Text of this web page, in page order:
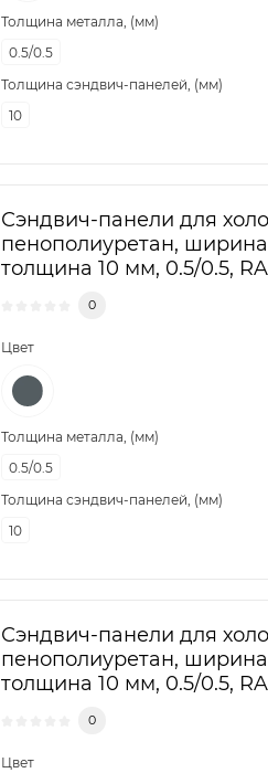
Толщина металла, (мм)
0.5/0.5
Толщина сэндвич-панелей, (мм)
10
Сэндвич-панели для
пенополиуретан,
толщина 10 мм, 0.5/0.5,
Цвет
Толщина металла, (мм)
0.5/0.5
Толщина сэндвич-панелей, (мм)
10
0
Сэндвич-панели для
пенополиуретан,
толщина 10 мм, 0.5/0.5,
Цвет
0